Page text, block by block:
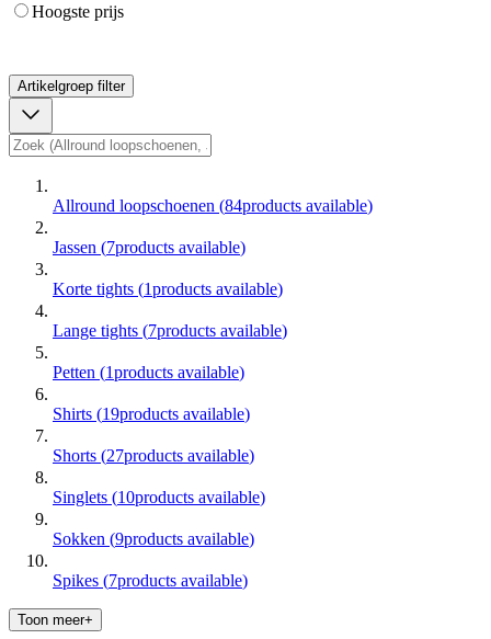
Hoogste prijs
Artikelgroep filter
Allround loopschoenen (84products available)
Jassen (7products available)
Korte tights (1products available)
Lange tights (7products available)
Petten (1products available)
Shirts (19products available)
Shorts (27products available)
Singlets (10products available)
Sokken (9products available)
Spikes (7products available)
Toon meer+